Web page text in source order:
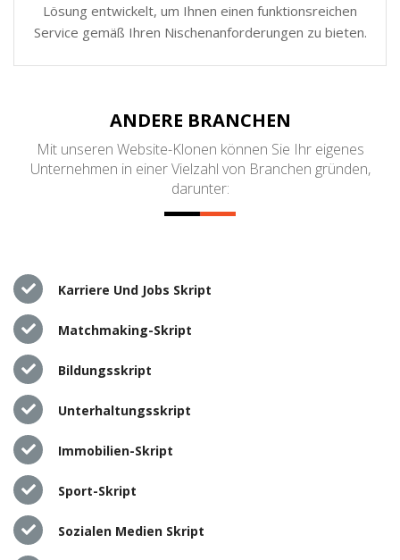
Lösung entwickelt, um Ihnen einen funktionsreichen
Service gemäß Ihren Nischenanforderungen zu bieten.
ANDERE BRANCHEN
Mit unseren Website-Klonen können Sie Ihr eigenes
Unternehmen in einer Vielzahl von Branchen gründen,
darunter:
Karriere Und Jobs Skript
Matchmaking-Skript
Bildungsskript
Unterhaltungsskript
Immobilien-Skript
Sport-Skript
Sozialen Medien Skript